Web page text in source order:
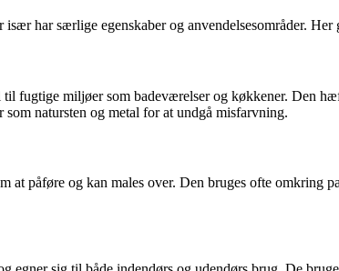
har særlige egenskaber og anvendelsesområder. Her
til fugtige miljøer som badeværelser og køkkener. Den
natursten og metal for at undgå misfarvning.
at påføre og kan males over. Den bruges ofte